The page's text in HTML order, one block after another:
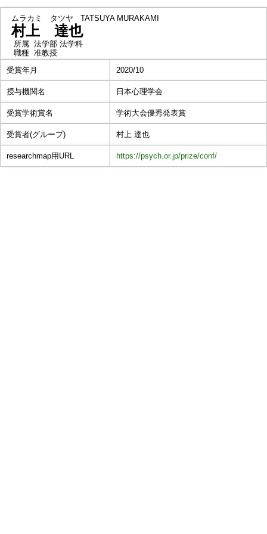
ムラカミ タツヤ TATSUYA MURAKAMI
村上 達也
所属 法学部 法学科
職種 准教授
受賞年月
2020/10
授与機関名 日本心理学会
受賞学術賞名 学術大会優秀発表賞
受賞者(グループ) 村上 達也
researchmap用URL https://psych.or.jp/prize/conf/